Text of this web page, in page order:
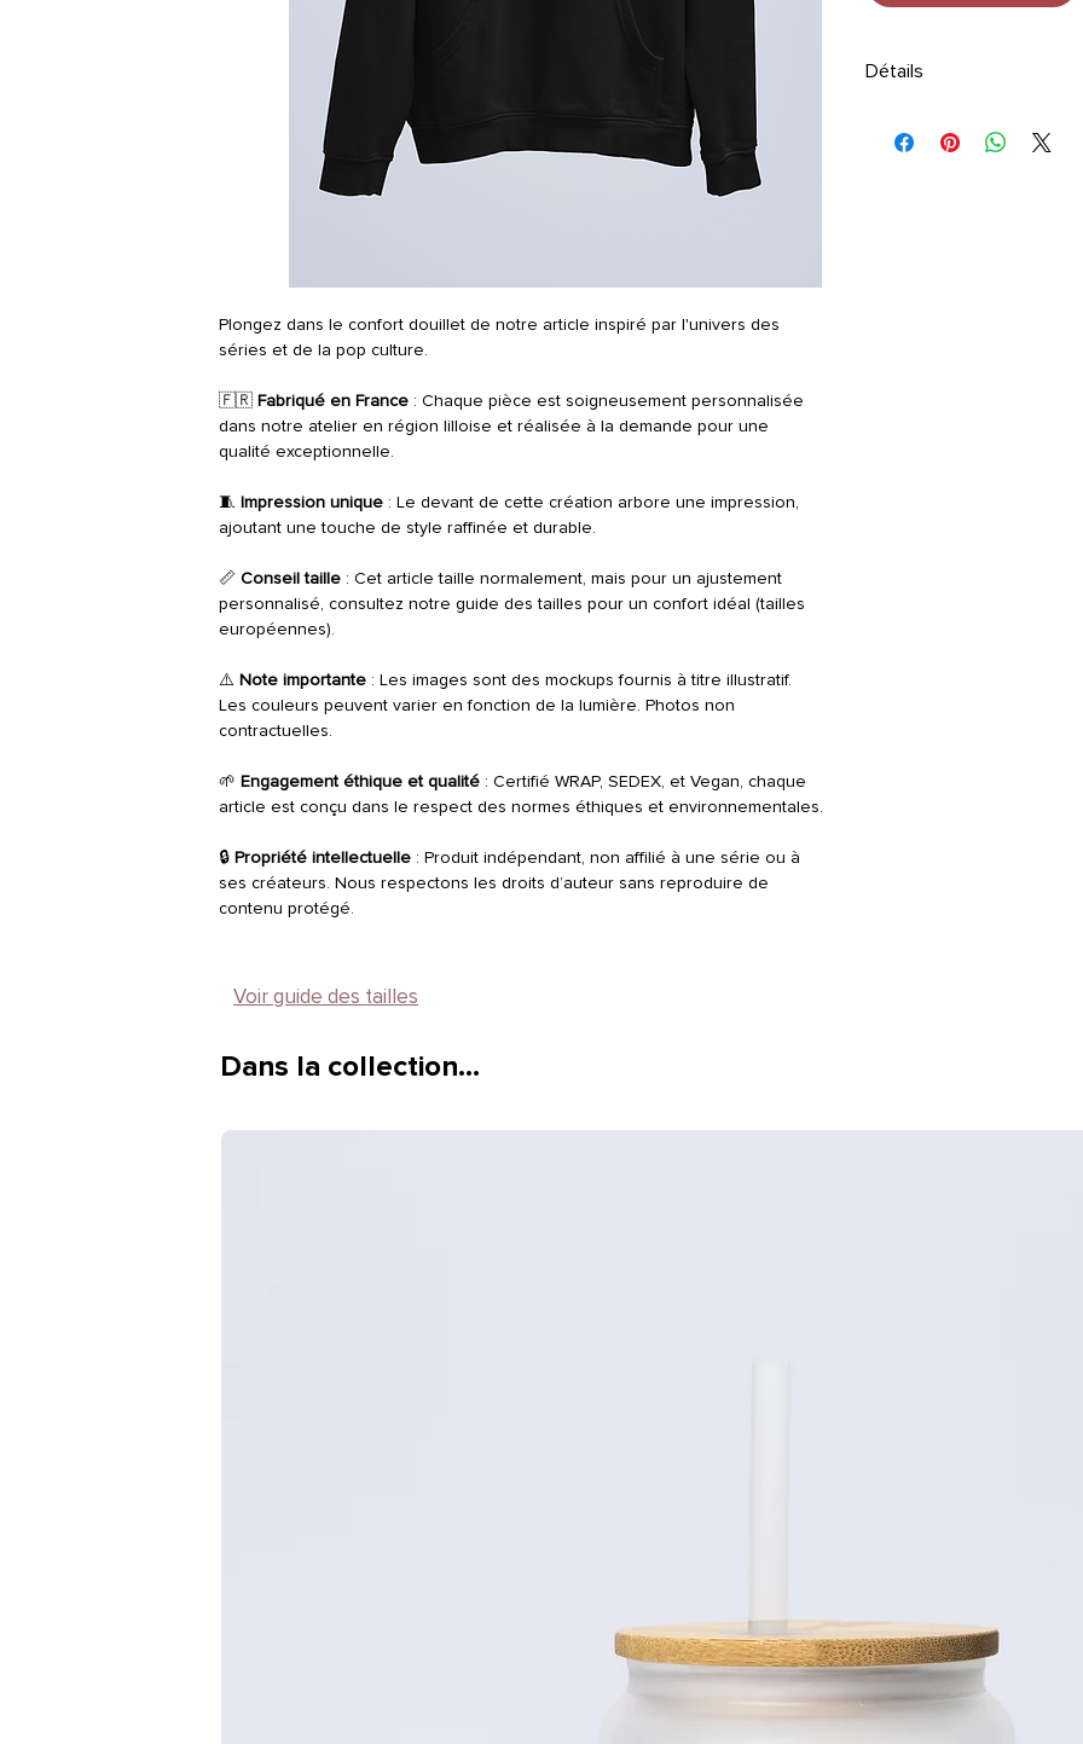
Plongez dans le confort douillet de notre article inspiré par l'univers des
séries et de la pop culture.
🇫🇷 Fabriqué en France: Chaque pièce est soigneusement personnalisée
dans notre atelier en région lilloise et réalisée à la demande pour une
qualité exceptionnelle.
🧵 Impression unique: Le devant de cette création arbore une impression,
ajoutant une touche de style raffinée et durable.
📏 Conseil taille: Cet article taille normalement, mais pour un ajustement
personnalisé, consultez notre guide des tailles pour un confort idéal (tailles
européennes).
⚠️ Note importante: Les images sont des mockups fournis à titre illustratif.
Les couleurs peuvent varier en fonction de la lumière. Photos non
contractuelles.
🌱 Engagement éthique et qualité: Certifié WRAP, SEDEX, et Vegan, chaque
article est conçu dans le respect des normes éthiques et environnementales.
🔒 Propriété intellectuelle: Produit indépendant, non affilié à une série ou à
ses créateurs. Nous respectons les droits d’auteur sans reproduire de
contenu protégé.
Détails
côtelés. Finitions à
Voir guide des tailles
Dans la collection…